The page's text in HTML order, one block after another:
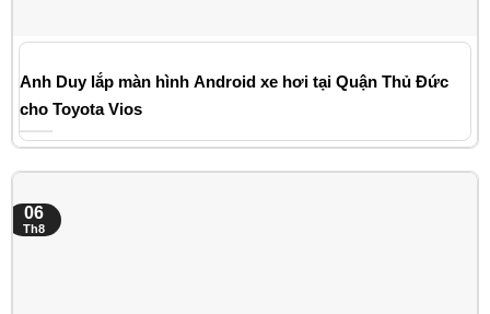
Anh Duy lắp màn hình Android xe hơi tại Quận Thủ Đức
cho Toyota Vios
06
Th8